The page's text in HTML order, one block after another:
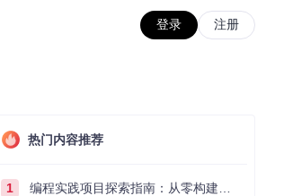
登录 注册
热门内容推荐
1 编程实践项目探索指南：从零构建技术能力体系